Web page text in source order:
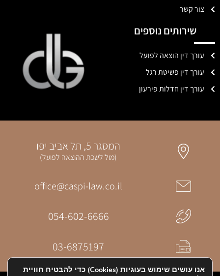
צור קשר
שירותים נוספים
עורך דין הוצאה לפועל
עורך דין פשיטת רגל
עורך דין חדלות פירעון
המסגר 5, תל אביב יפו
(מול לשכת ההוצאה לפועל)
office@caspi-law.co.il
054-602-6666
03-6875197
אנו עושים שימוש בעוגיות (Cookies) כדי להבטיח חוויית